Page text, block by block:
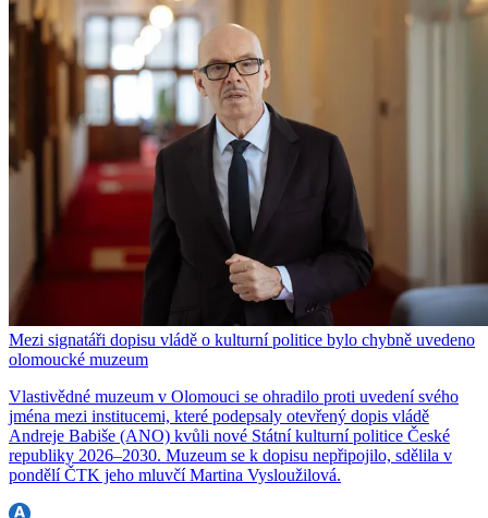
Mezi signatáři dopisu vládě o kulturní politice bylo chybně uvedeno
olomoucké muzeum
Vlastivědné muzeum v Olomouci se ohradilo proti uvedení svého
jména mezi institucemi, které podepsaly otevřený dopis vládě
Andreje Babiše (ANO) kvůli nové Státní kulturní politice České
republiky 2026–2030. Muzeum se k dopisu nepřipojilo, sdělila v
pondělí ČTK jeho mluvčí Martina Vysloužilová.